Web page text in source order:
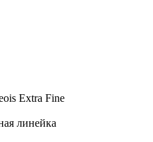
Extra Fine
линейка